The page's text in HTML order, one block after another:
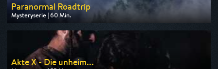
Paranormal Roadtrip
Mysteryserie | 60 Min.
Ausgestrahlt von TLC
am 08.08.2026, 20:15
Akte X - Die unheim...